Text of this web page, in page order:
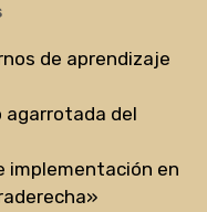
de aprendizaje
agarrotada del
implementación en